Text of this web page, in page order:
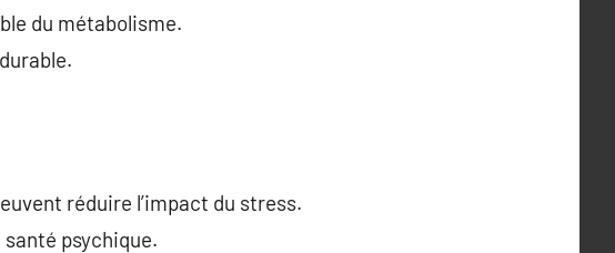
du métabolisme.
réduire l’impact du stress.
psychique.